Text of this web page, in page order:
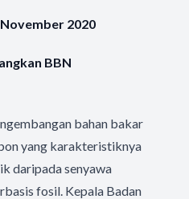
2020
BBN
bahan bakar
yang karakteristiknya
daripada senyawa
fosil. Kepala Badan